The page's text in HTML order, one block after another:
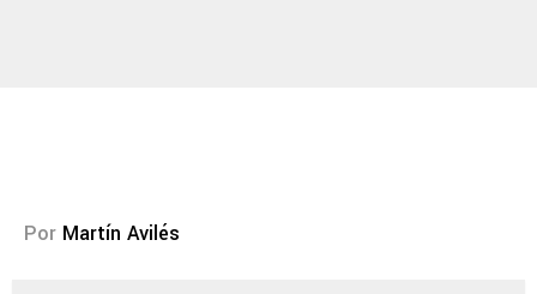
Por Martín Avilés